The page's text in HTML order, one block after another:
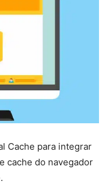
Cache para integrar
cache do navegador